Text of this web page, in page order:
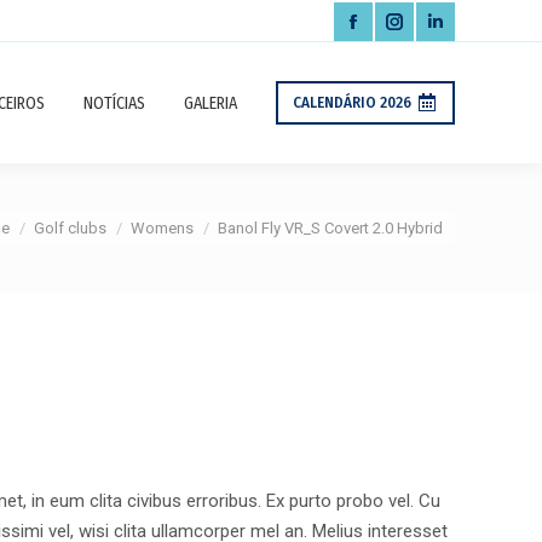
Facebook
page
window
Instagram
page
opens
window
Linkedin
page
opens
window
NOTÍCIAS GALERIA CALENDÁRIO 2026
Golf clubs Womens Banol Fly VR_S Covert 2.0 Hybrid
in eum clita civibus erroribus. Ex purto probo vel. Cu
vel, wisi clita ullamcorper mel an. Melius interesset